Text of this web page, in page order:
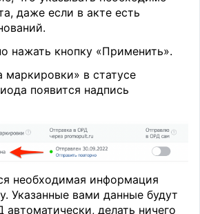
даже если в акте есть
нажать кнопку «Применить».
маркировки» в статусе
появится надпись
необходимая информация
Указанные вами данные будут
делать ничего